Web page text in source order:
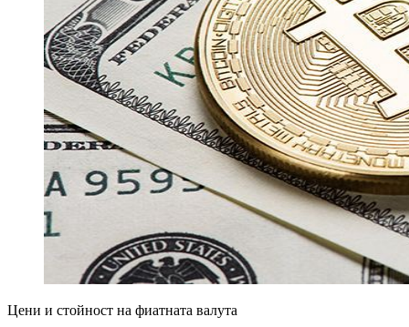
Цени и стойност на фиатната валута